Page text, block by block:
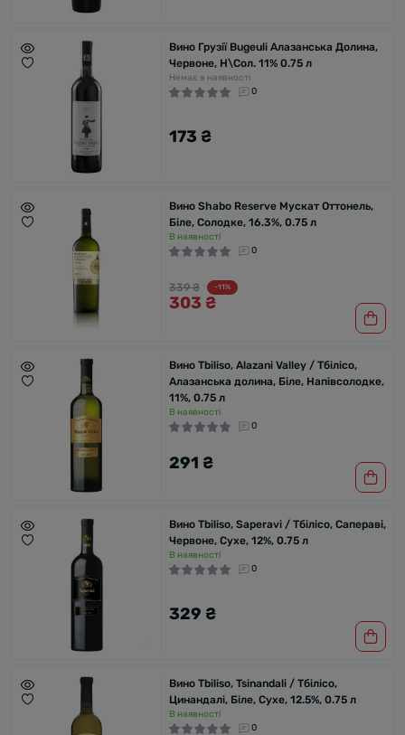
Вино Грузії Bugeuli Алазанська Долина,
Червоне, Н\Сол. 11% 0.75 л
Немає в наявності
0
173 ₴
Вино Shabo Reserve Мускат Оттонель,
Біле, Солодке, 16.3%, 0.75 л
В наявності
0
339 ₴ -11%
303 ₴
Вино Tbiliso, Alazani Valley / Тбілісо,
Алазанська долина, Біле, Напівсолодке,
11%, 0.75 л
В наявності
0
291 ₴
Вино Tbiliso, Saperavi / Тбілісо, Сапераві,
Червоне, Сухе, 12%, 0.75 л
В наявності
0
329 ₴
Вино Tbiliso, Tsinandali / Тбілісо,
Цинандалі, Біле, Сухе, 12.5%, 0.75 л
В наявності
0